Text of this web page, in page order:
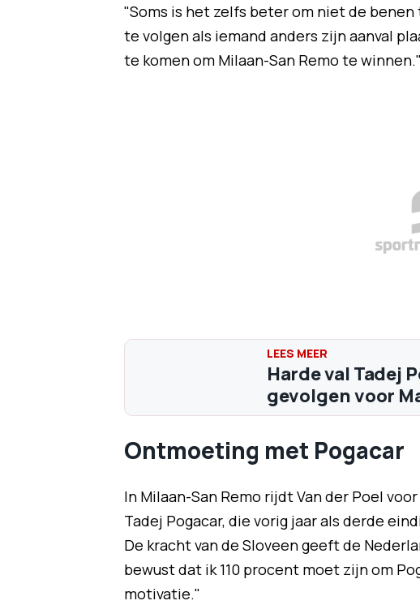
"Soms is het zelfs beter om niet de
te volgen als iemand anders zijn aanval
te komen om Milaan-San Remo te winnen."
Harde val Tadej
gevolgen voor
Ontmoeting met Pogacar
In Milaan-San Remo rijdt Van der Poel
Tadej Pogacar, die vorig jaar als derde
De kracht van de Sloveen geeft de
bewust dat ik 110 procent moet zijn om
motivatie."